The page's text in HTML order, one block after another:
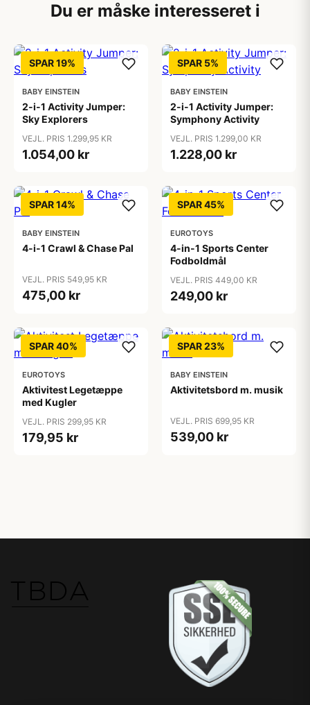
Du er måske interesseret i
SPAR 19%
BABY EINSTEIN
2-i-1 Activity Jumper:
Sky Explorers
VEJL. PRIS 1.299,95 KR
1.054,00 kr
SPAR 5%
BABY EINSTEIN
2-i-1 Activity Jumper:
Symphony Activity
VEJL. PRIS 1.299,00 KR
1.228,00 kr
SPAR 14%
BABY EINSTEIN
4-i-1 Crawl & Chase Pal
VEJL. PRIS 549,95 KR
475,00 kr
SPAR 45%
EUROTOYS
4-in-1 Sports Center
Fodboldmål
VEJL. PRIS 449,00 KR
249,00 kr
SPAR 40%
EUROTOYS
Aktivitest Legetæppe
med Kugler
VEJL. PRIS 299,95 KR
179,95 kr
SPAR 23%
BABY EINSTEIN
Aktivitetsbord m. musik
VEJL. PRIS 699,95 KR
539,00 kr